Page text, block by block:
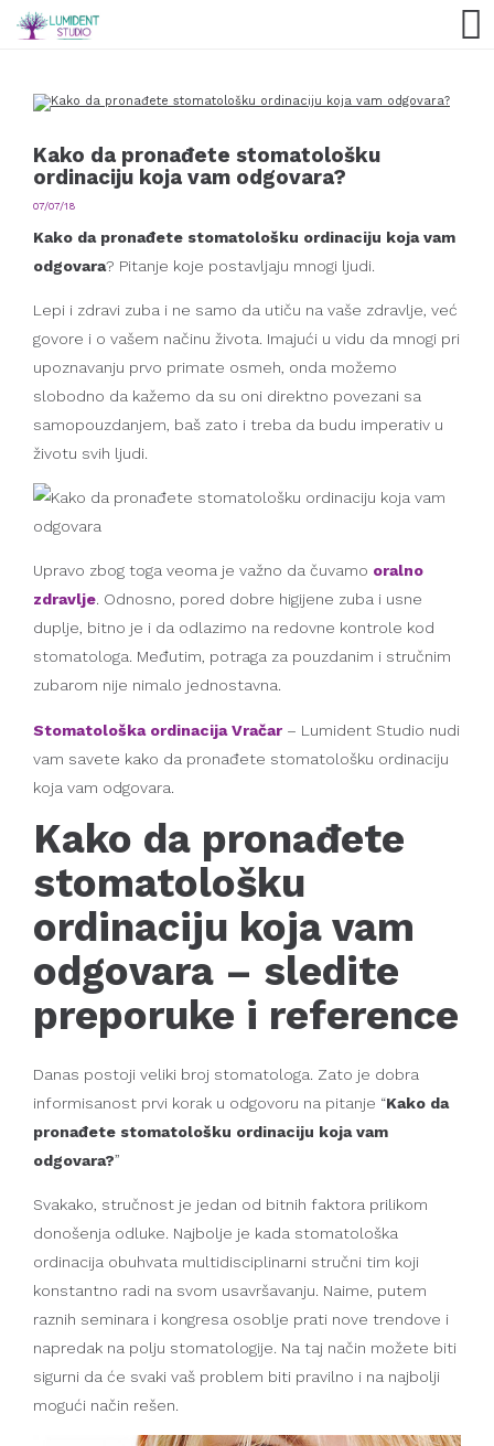
Kako da pronađete stomatološku
ordinaciju koja vam odgovara?
07/07/18
Kako da pronađete stomatološku ordinaciju koja vam
odgovara? Pitanje koje postavljaju mnogi ljudi.
Lepi i zdravi zuba i ne samo da utiču na vaše zdravlje, već
govore i o vašem načinu života. Imajući u vidu da mnogi pri
upoznavanju prvo primate osmeh, onda možemo
slobodno da kažemo da su oni direktno povezani sa
samopouzdanjem, baš zato i treba da budu imperativ u
životu svih ljudi.
Upravo zbog toga veoma je važno da čuvamo oralno
zdravlje. Odnosno, pored dobre higijene zuba i usne
duplje, bitno je i da odlazimo na redovne kontrole kod
stomatologa. Međutim, potraga za pouzdanim i stručnim
zubarom nije nimalo jednostavna.
Stomatološka ordinacija Vračar – Lumident Studio nudi
vam savete kako da pronađete stomatološku ordinaciju
koja vam odgovara.
Kako da pronađete
stomatološku
ordinaciju koja vam
odgovara – sledite
preporuke i reference
Danas postoji veliki broj stomatologa. Zato je dobra
informisanost prvi korak u odgovoru na pitanje “Kako da
pronađete stomatološku ordinaciju koja vam
odgovara?”
Svakako, stručnost je jedan od bitnih faktora prilikom
donošenja odluke. Najbolje je kada stomatološka
ordinacija obuhvata multidisciplinarni stručni tim koji
konstantno radi na svom usavršavanju. Naime, putem
raznih seminara i kongresa osoblje prati nove trendove i
napredak na polju stomatologije. Na taj način možete biti
sigurni da će svaki vaš problem biti pravilno i na najbolji
mogući način rešen.